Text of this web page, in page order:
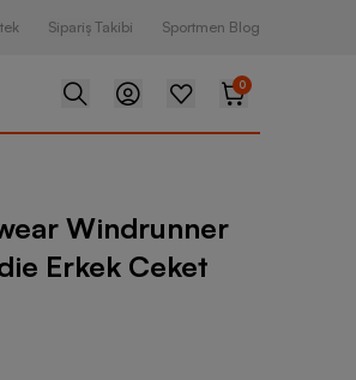
Sipariş Takibi Sportmen Blog
0
Hoodie Erkek Ceket
Windrunner
Erkek Ceket